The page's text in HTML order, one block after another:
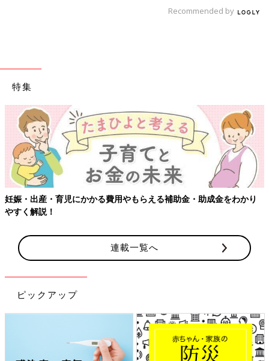
Recommended by
特集
妊娠・出産・育児にかかる費用やもらえる補助金・助成金をわかり
やすく解説！
連載一覧へ
ピックアップ